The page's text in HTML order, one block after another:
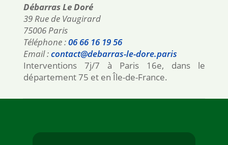
Débarras Le Doré
39 Rue de Vaugirard
75006 Paris
Téléphone :06 66 16 19 56
Email :contact@debarras-le-dore.paris
Interventions 7j/7 à Paris 16e, dans le
département 75 et en Île-de-France.